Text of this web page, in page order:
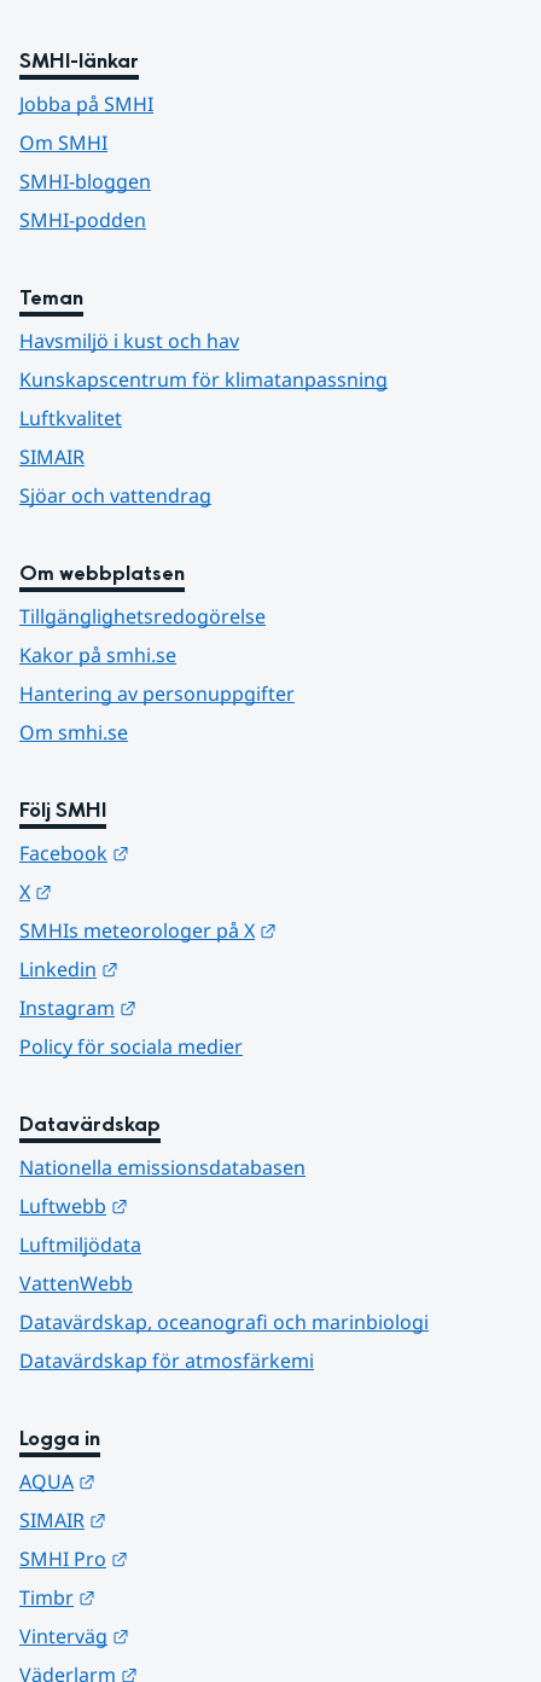
SMHI-länkar
Jobba på SMHI
Om SMHI
SMHI-bloggen
SMHI-podden
Teman
Havsmiljö i kust och hav
Kunskapscentrum för klimatanpassning
Luftkvalitet
SIMAIR
Sjöar och vattendrag
Om webbplatsen
Tillgänglighetsredogörelse
Kakor på smhi.se
Hantering av personuppgifter
Om smhi.se
Följ SMHI
Facebook
X
SMHIs meteorologer på X
Linkedin
Instagram
Policy för sociala medier
Datavärdskap
Nationella emissionsdatabasen
Luftwebb
Luftmiljödata
VattenWebb
Datavärdskap, oceanografi och marinbiologi
Datavärdskap för atmosfärkemi
Logga in
AQUA
SIMAIR
SMHI Pro
Timbr
Vinterväg
Väderlarm